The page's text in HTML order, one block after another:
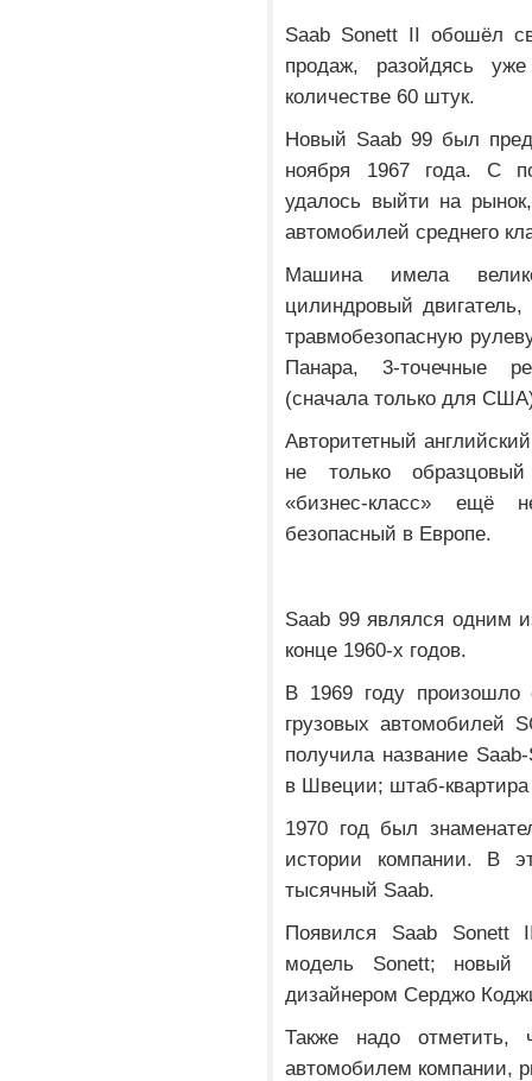
Saab Sonett II обошёл
продаж, разойдясь
количестве 60 штук.
Новый Saab 99 был
ноября 1967 года. С
удалось выйти на
автомобилей среднего
Машина имела
цилиндровый
травмобезопасную
Панара, 3-точечные
(сначала только для
Авторитетный
не только
«бизнес-класс»
безопасный в Европе.
Saab 99 являлся одним
конце 1960-х годов.
В 1969 году произошло
грузовых автомобилей
получила название
в Швеции; штаб-квартира
1970 год был
истории компании. В
тысячный Saab.
Появился Saab Sonett
модель Sonett; новый
дизайнером Серджо
Также надо
автомобилем компании,